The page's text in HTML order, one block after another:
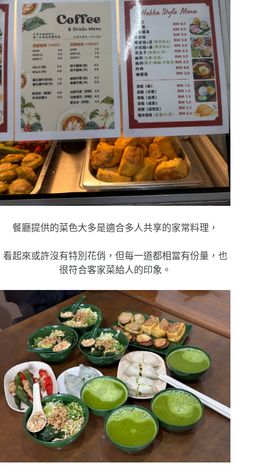
餐廳提供的菜色大多是適合多人共享的家常料理，
看起來或許沒有特別花俏，但每一道都相當有份量，也
很符合客家菜給人的印象。